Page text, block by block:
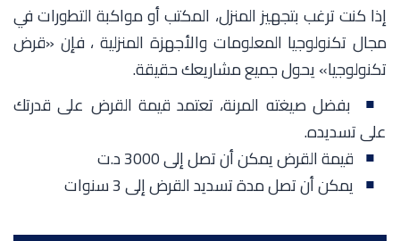
إذا كنت ترغب بتجهيز المنزل، المكتب أو مواكبة التطورات في
مجال تكنولوجيا المعلومات والأجهزة المنزلية ، فإن «قرض
تكنولوجيا» يحول جميع مشاريعك حقيقة.
بفضل صيغته المرنة، تعتمد قيمة القرض على قدرتك
على تسديده.
قيمة القرض يمكن أن تصل إلى 3000 د.ت
يمكن أن تصل مدة تسديد القرض إلى 3 سنوات